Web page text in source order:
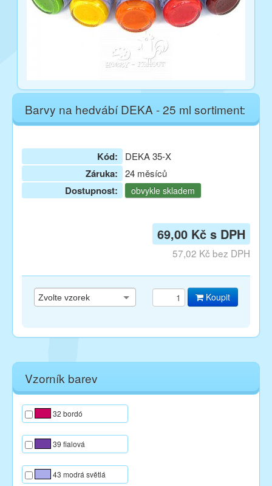
Barvy na hedvábí DEKA - 25 ml sortiment:
Kód: DEKA 35-X
Záruka: 24 měsíců
Dostupnost: obvykle skladem
69,00 Kč s DPH
57,02 Kč bez DPH
Koupit
Vzorník barev
32 bordó
39 fialová
43 modrá světlá